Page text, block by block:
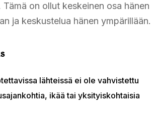
on ollut keskeinen osa hänen
ja keskustelua hänen ympärillään.
lähteissä ei ole vahvistettu
ikää tai yksityiskohtaisia